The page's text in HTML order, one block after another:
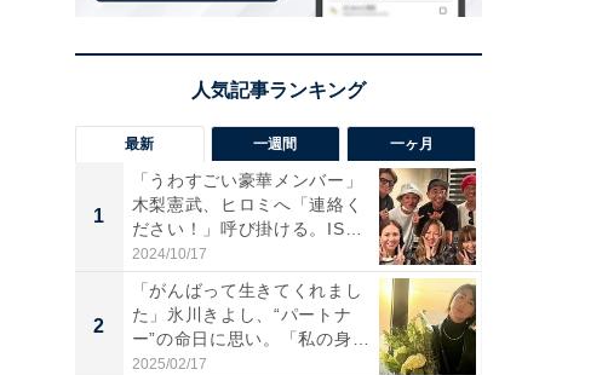
最新 一週間 一ヶ月
1
「うわすごい豪華メンバー」
木梨憲武、ヒロミへ「連絡く
ださい！」呼び掛ける。IS
S...
2024/10/17
2
「がんばって生きてくれまし
た」氷川きよし、“パートナ
ー”の命日に思い。「私の身
体...
2025/02/17